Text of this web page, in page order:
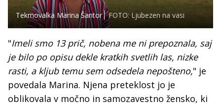
Tekmovalka Marina Šantor FOTO: Ljubezen na vasi
"Imeli smo 13 prič, nobena me ni prepoznala, saj
je bilo po opisu dekle kratkih svetlih las, nizke
rasti, a kljub temu sem odsedela nepošteno," je
povedala Marina. Njena preteklost jo je
oblikovala v močno in samozavestno žensko, ki